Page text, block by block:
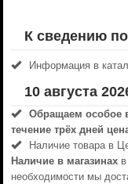
К сведению
Информация в
10 августа
Обращаем особое
течениe трёх дней
Наличие товара в
Наличие в магазинахв
необходимости мы